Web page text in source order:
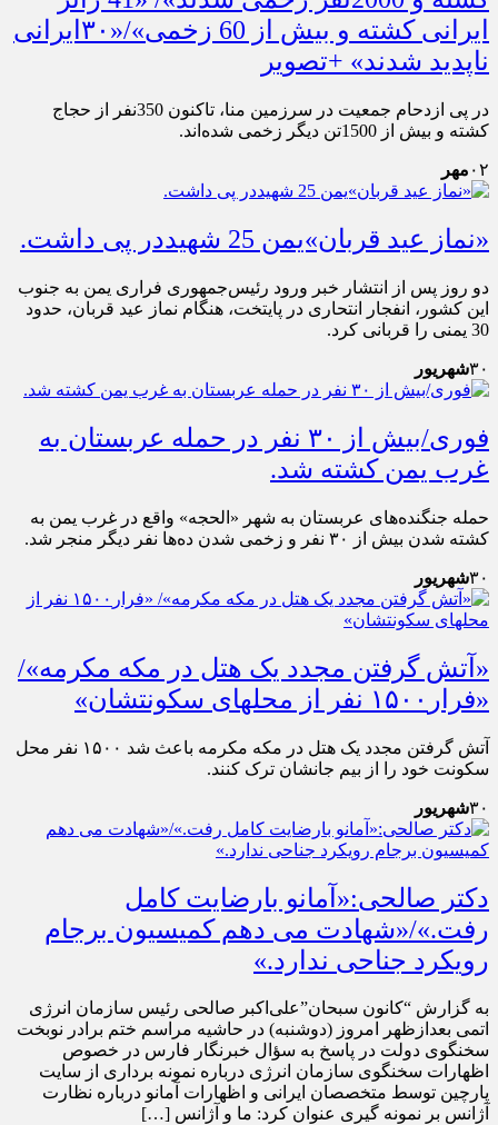
ایرانی کشته و بیش از 60 زخمی»/«۳۰ایرانی
ناپدید شدند» +تصویر
در پی ازدحام جمعیت در سرزمین منا، تاکنون 350نفر از حجاج
کشته و بیش از 1500تن دیگر زخمی شده‌اند.
۰۲ مهر
«نماز عید قربان»یمن 25 شهیددر پی داشت.
دو روز پس از انتشار خبر ورود رئیس‌جمهوری فراری یمن به جنوب
این کشور، انفجار انتحاری در پایتخت، هنگام نماز عید قربان، حدود
30 یمنی را قربانی کرد.
۳۰شهریور
فوری/بیش از ۳۰ نفر در حمله عربستان به
غرب یمن کشته شد.
حمله جنگنده‌های عربستان به شهر «الحجه» واقع در غرب یمن به
کشته شدن بیش از ۳۰ نفر و زخمی شدن ده‌ها نفر دیگر منجر شد.
۳۰شهریور
«آتش گرفتن مجدد یک هتل در مکه مکرمه»/
«فرار۱۵۰۰ نفر از محلهای سکونتشان»
آتش گرفتن مجدد یک هتل در مکه مکرمه باعث شد ۱۵۰۰ نفر محل
سکونت خود را از بیم جانشان ترک کنند.
۳۰شهریور
دکتر صالحی:«آمانو بارضایت کامل
رفت.»/«شهادت می دهم کمیسیون برجام
رویکرد جناحی ندارد.»
به گزارش “کانون سبحان”علی‌اکبر صالحی رئیس سازمان انرژی
اتمی بعدازظهر امروز (دوشنبه) در حاشیه مراسم ختم برادر نوبخت
سخنگوی دولت در پاسخ به سؤال خبرنگار فارس در خصوص
اظهارات سخنگوی سازمان انرژی درباره نمونه برداری از سایت
پارچین توسط متخصصان ایرانی و اظهارات آمانو درباره نظارت
آژانس بر نمونه گیری عنوان کرد: ما و آژانس […]